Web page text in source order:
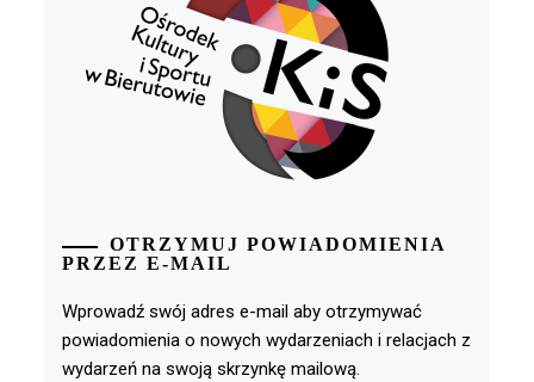
OTRZYMUJ POWIADOMIENIA
PRZEZ E-MAIL
Wprowadź swój adres e-mail aby otrzymywać
powiadomienia o nowych wydarzeniach i relacjach z
wydarzeń na swoją skrzynkę mailową.